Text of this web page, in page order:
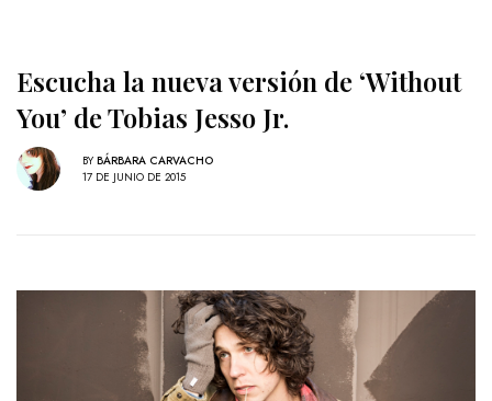
Escucha la nueva versión de ‘Without
You’ de Tobias Jesso Jr.
BY BÁRBARA CARVACHO
17 DE JUNIO DE 2015